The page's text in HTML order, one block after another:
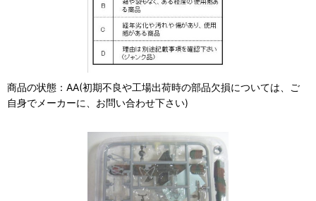
商品の状態：AA(初期不良や工場出荷時の部品欠損については、ご
自身でメーカーに、お問い合わせ下さい)